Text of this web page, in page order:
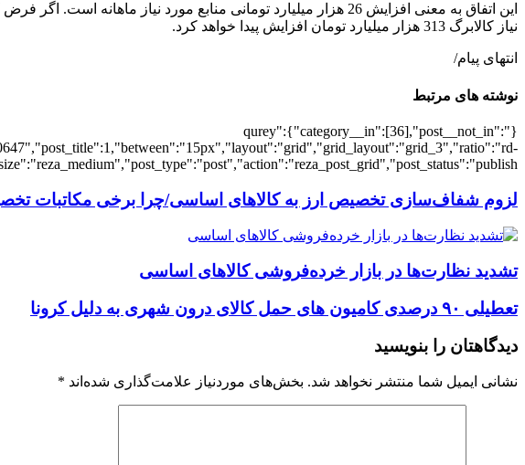
این اتفاق به معنی افزایش 26 هزار میلیارد تومانی منابع مورد
نیاز کالابرگ 313 هزار میلیارد تومان افزایش پیدا خواهد کرد.
انتهای پیام/
نوشته های مرتبط
{"qurey":{"category__in":[36],"post__not_in":
لزوم شفاف‌سازی تخصیص ارز به کالاهای اساسی/چرا برخی مکاتبات
تشدید نظارت‌ها در بازار خرده‌فروشی کالاهای اساسی
تعطیلی ۹۰ درصدی کامیون های حمل کالای درون شهری به دلیل کرونا
دیدگاهتان را بنویسید
نشانی ایمیل شما منتشر نخواهد شد. بخش‌های موردنیاز علامت‌گذاری شده‌اند *